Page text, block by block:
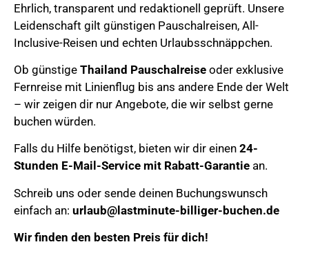
Ehrlich, transparent und redaktionell geprüft. Unsere
Leidenschaft gilt günstigen Pauschalreisen, All-
Inclusive-Reisen und echten Urlaubsschnäppchen.
Ob günstige Thailand Pauschalreise oder exklusive
Fernreise mit Linienflug bis ans andere Ende der Welt
– wir zeigen dir nur Angebote, die wir selbst gerne
buchen würden.
Falls du Hilfe benötigst, bieten wir dir einen 24-
Stunden E-Mail-Service mit Rabatt-Garantie an.
Schreib uns oder sende deinen Buchungswunsch
einfach an: urlaub@lastminute-billiger-buchen.de
Wir finden den besten Preis für dich!